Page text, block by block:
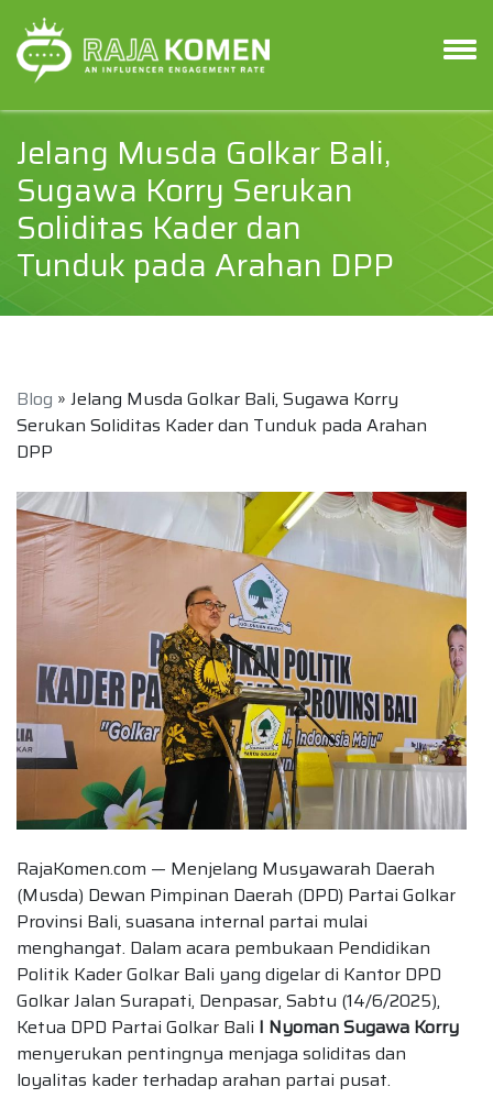
Jelang Musda Golkar Bali,
Sugawa Korry Serukan
Soliditas Kader dan
Tunduk pada Arahan DPP
Blog » Jelang Musda Golkar Bali, Sugawa Korry
Serukan Soliditas Kader dan Tunduk pada Arahan
DPP
RajaKomen.com — Menjelang Musyawarah Daerah
(Musda) Dewan Pimpinan Daerah (DPD) Partai Golkar
Provinsi Bali, suasana internal partai mulai
menghangat. Dalam acara pembukaan Pendidikan
Politik Kader Golkar Bali yang digelar di Kantor DPD
Golkar Jalan Surapati, Denpasar, Sabtu (14/6/2025),
Ketua DPD Partai Golkar Bali I Nyoman Sugawa Korry
menyerukan pentingnya menjaga soliditas dan
loyalitas kader terhadap arahan partai pusat.